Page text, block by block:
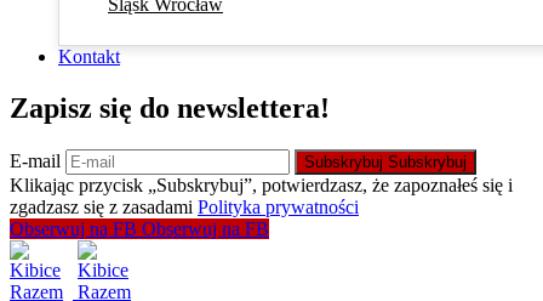
Kontakt
Zapisz się do newslettera!
E-mail Subskrybuj Subskrybuj
Klikając przycisk „Subskrybuj”, potwierdzasz, że zapoznałeś się i
zgadzasz się z zasadami Polityka prywatności
Obserwuj na FB Obserwuj na FB